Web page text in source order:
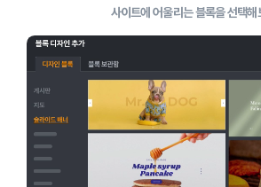
사이트에 어울리는 블록을 선택해